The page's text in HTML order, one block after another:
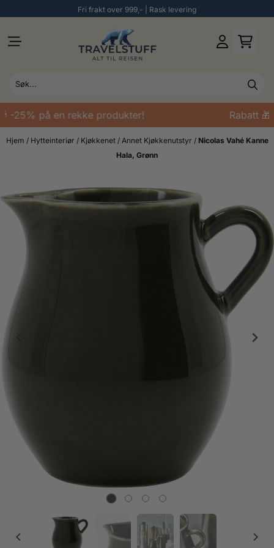
Fri frakt over 999,- | Rask levering
-25% på en rekke produkter! Rabatt
Hjem / Hytteinteriør / Kjøkkenet / Annet Kjøkkenutstyr / Nicolas Vahé Kanne
Hala, Grønn